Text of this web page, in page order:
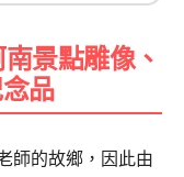
景點雕像、
品
師的故鄉，因此由